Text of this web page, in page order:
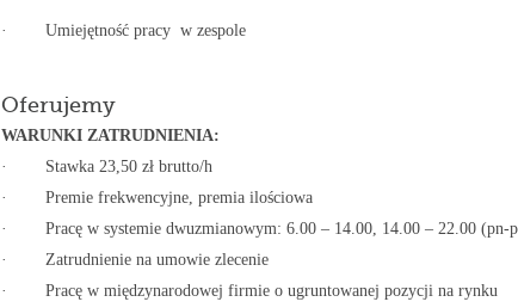
· Umiejętność pracy w zespole
Oferujemy
WARUNKI ZATRUDNIENIA:
· Stawka 23,50 zł brutto/h
· Premie frekwencyjne, premia ilościowa
· Pracę w systemie dwuzmianowym: 6.00 – 14.00, 14.00 – 22.00 (pn-
· Zatrudnienie na umowie zlecenie
· Pracę w międzynarodowej firmie o ugruntowanej pozycji na rynku